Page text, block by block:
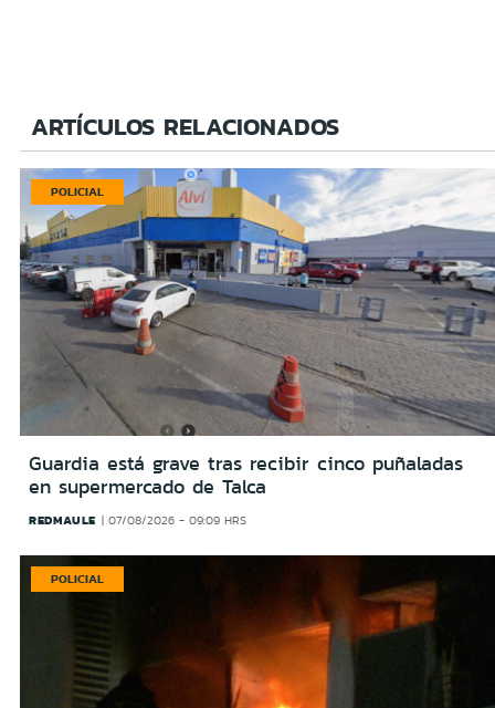
ARTÍCULOS RELACIONADOS
POLICIAL
Guardia está grave tras recibir cinco puñaladas
en supermercado de Talca
REDMAULE 07/08/2026 - 09:09 HRS
POLICIAL